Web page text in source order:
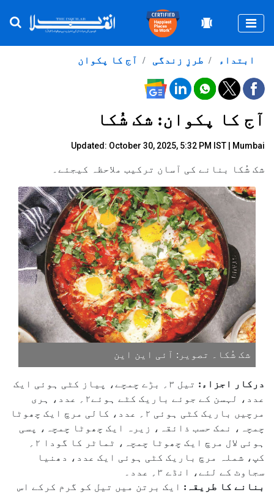
آج کا پکوان طرزِ زندگی ابتداء
آج کا پکوان: شک شُکا
Updated: October 30, 2025, 5:32 PM IST | Mumbai
شک شُکا بنانے کی آسان ترکیب ملاحظہ کیجئے۔
شک شُکا۔ تصویر: آئی این این
درکار اجزاء:
تیل ۳؍ بڑے چمچے، پیاز کٹی ہوئی ایک
عدد، لہسن کے جوئے باریک کٹے ہوئے۲؍ عدد، ہری
مرچیں باریک کٹی ہوئی ۲؍ عدد، کالی مرچ ایک چھوٹا
چمچہ، نمک حسب ذائقہ، زیرہ ایک چھوٹا چمچہ، پسی
کپ، شملہ مرچ باریک کٹی ہوئی ایک عدد، دھنیا
سجاوٹ کے لئے، انڈے ۳؍ عدد۔
بنانے کا طریقہ: ایک برتن میں تیل کو گرم کرکے اس